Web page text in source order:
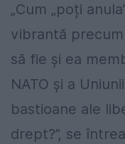
„Cum „poți
vibrantă
să fie și ea
NATO și a
bastioane ale
drept?”, se